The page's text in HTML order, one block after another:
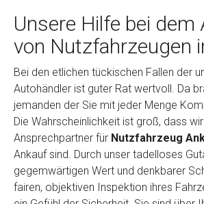
Unsere Hilfe bei dem
von Nutzfahrzeugen
Bei den etlichen tückischen Fallen der
Autohändler ist guter Rat wertvoll. Da
jemanden der Sie mit jeder Menge
Die Wahrscheinlichkeit ist groß, dass
Ansprechpartner für Nutzfahrzeug
Ankauf sind. Durch unser tadelloses
gegemwärtigen Wert und denkbarer
fairen, objektiven Inspektion ihres